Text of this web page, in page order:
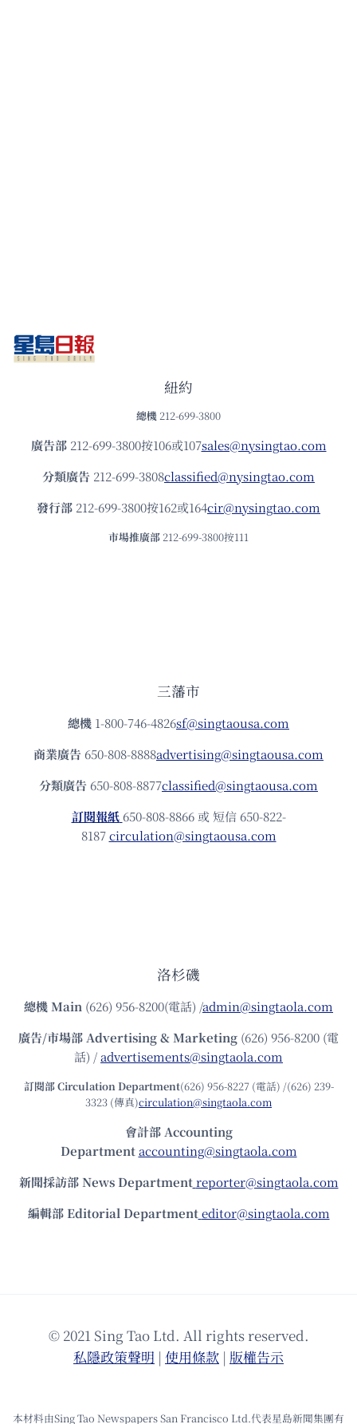
紐約
總機 212-699-3800
廣告部212-699-3800按106或107sales@nysingtao.com
分類廣告 212-699-3808classified@nysingtao.com
發⾏部 212-699-3800按162或164cir@nysingtao.com
市場推廣部 212-699-3800按111
三藩市
總機 1-800-746-4826sf@singtaousa.com
商業廣告 650-808-8888advertising@singtaousa.com
分類廣告 650-808-8877classified@singtaousa.com
訂閱報紙 650-808-8866 或 短信 650-822-
8187circulation@singtaousa.com
洛杉磯
總機Main (626) 956-8200(電話) /admin@singtaola.com
廣告/市場部Advertising & Marketing (626) 956-8200 (電
話) /advertisements@singtaola.com
訂閱部 Circulation Department(626) 956-8227 (電話) /(626) 239-
3323 (傳真)circulation@singtaola.com
會計部 Accounting
Department accounting@singtaola.com
新聞採訪部 News Department reporter@singtaola.com
編輯部 Editorial Department editor@singtaola.com
© 2021 Sing Tao Ltd. All rights reserved.
私隱政策聲明 | 使⽤條款 | 版權告⽰
本材料由Sing Tao Newspapers San Francisco Ltd.代表星島新聞集團有